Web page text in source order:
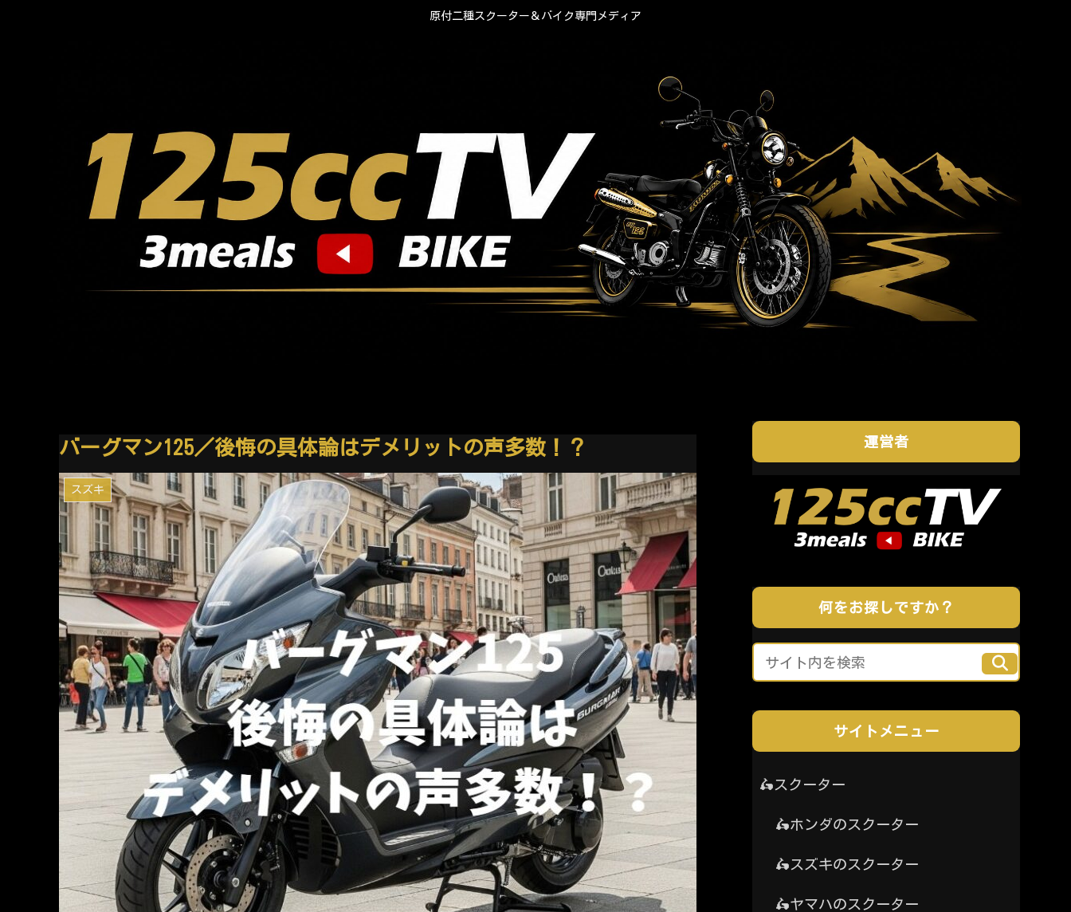
原付二種スクーター＆バイク専門メディア
バーグマン125／後悔の具体論はデメリットの声多数！？
スズキ
運営者
何をお探しですか？
サイトメニュー
🛵スクーター
🛵ホンダのスクーター
🛵スズキのスクーター
🛵ヤマハのスクーター